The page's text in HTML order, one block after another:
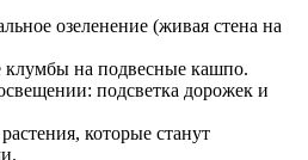
озеленение (живая стена на
клумбы на подвесные кашпо.
подсветка дорожек и
которые станут